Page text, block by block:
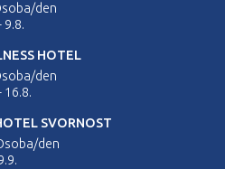
den
9.8.
HOTEL
den
16.8.
SVORNOST
den